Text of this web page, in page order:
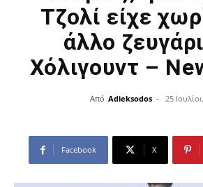
Τζολί είχε
άλλο
Χόλιγουντ –
Από Adieksodos - 25
Facebook X